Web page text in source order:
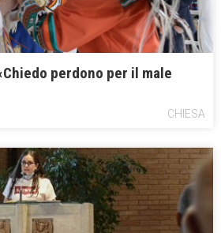
perdono per il male
CHIESA